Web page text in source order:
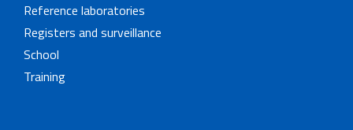
Reference laboratories
Registers and surveillance
School
Training